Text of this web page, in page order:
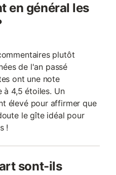
en général les
plutôt
de l'an passé
ont une note
à 4,5 étoiles. Un
élevé pour affirmer que
le gîte idéal pour
!
sont-ils